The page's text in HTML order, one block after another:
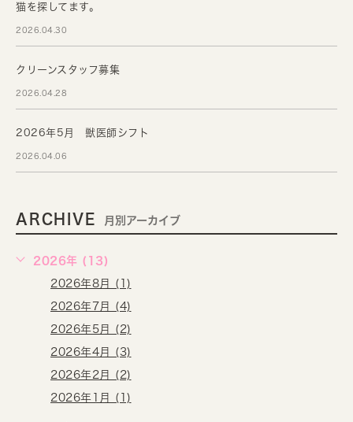
猫を探してます。
2026.04.30
クリーンスタッフ募集
2026.04.28
2026年5月 獣医師シフト
2026.04.06
ARCHIVE 月別アーカイブ
2026年 (13)
2026年8月 (1)
2026年7月 (4)
2026年5月 (2)
2026年4月 (3)
2026年2月 (2)
2026年1月 (1)